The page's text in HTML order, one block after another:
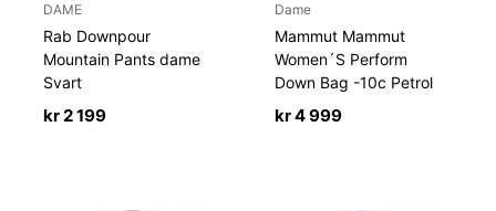
DAME
Rab Downpour
Mountain Pants dame
Svart
kr2 199
Dame
Mammut Mammut
Women´S Perform
Down Bag -10c Petrol
kr4 999